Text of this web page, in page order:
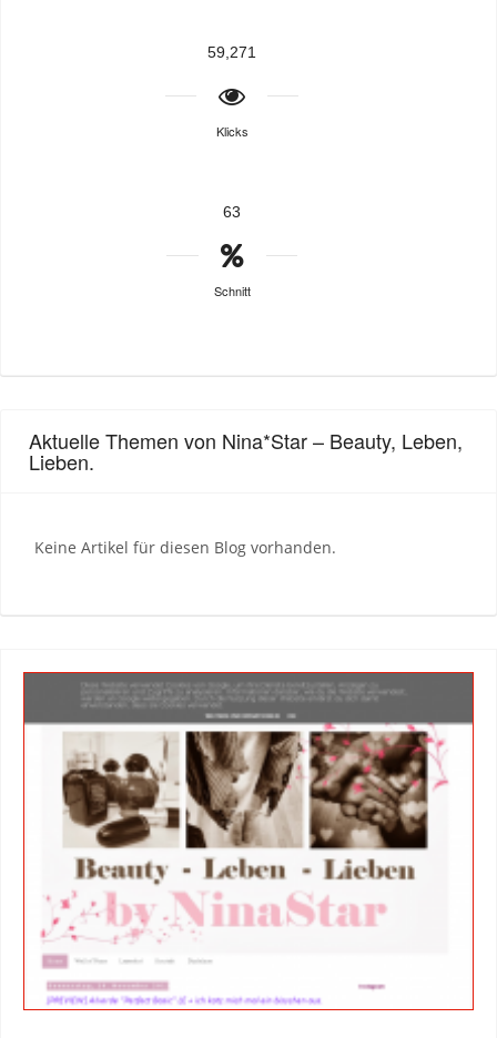
59,271
Klicks
63
Schnitt
Aktuelle Themen von Nina*Star – Beauty, Leben,
Lieben.
Keine Artikel für diesen Blog vorhanden.